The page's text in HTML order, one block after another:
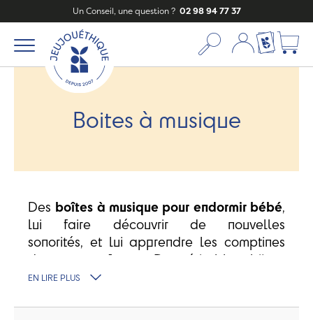
Un Conseil, une question ? 02 98 94 77 37
Mon compte
Ma liste
Boites à musique
Des boîtes à musique pour endormir bébé,
lui faire découvrir de nouvelles
sonorités, et lui apprendre les comptines
de votre enfance. De véritables bijoux
quis'adapteront parfaitement à la
décoratif auxmélodies doucespour
EN LIRE PLUS